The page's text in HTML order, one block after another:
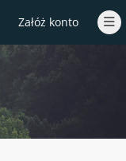
Załóż konto